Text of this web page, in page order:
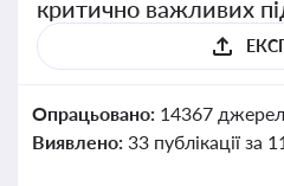
критично важливих
Опрацьовано: 14367 джерел
Виявлено: 33 публікації за